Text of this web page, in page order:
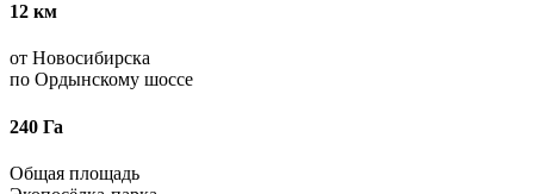
12 км
от Новосибирска
по Ордынскому шоссе
240 Га
Общая площадь